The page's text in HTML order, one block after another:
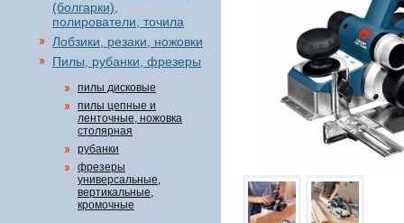
(болгарки),
полирователи, точила
Лобзики, резаки, ножовки
Пилы, рубанки, фрезеры
пилы дисковые
пилы цепные и
ленточные, ножовка
столярная
рубанки
фрезеры
универсальные,
вертикальные,
кромочные